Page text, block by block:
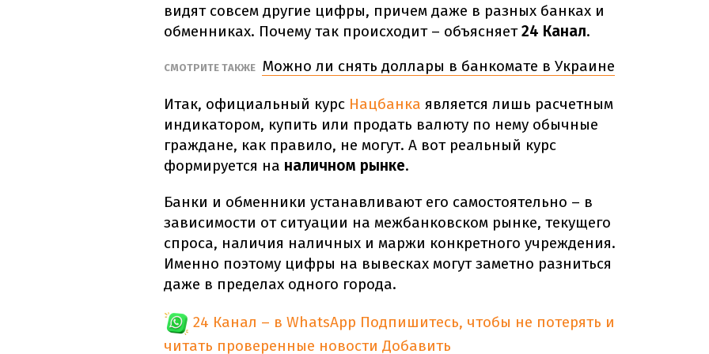
видят совсем другие цифры, причем даже в разных банках и
обменниках. Почему так происходит – объясняет24 Канал.
СМОТРИТЕ ТАКЖЕ Можно ли снять доллары в банкомате в Украине
Итак, официальный курс Нацбанка является лишь расчетным
индикатором, купить или продать валюту по нему обычные
граждане, как правило, не могут. А вот реальный курс
формируется на наличном рынке.
Банки и обменники устанавливают его самостоятельно – в
зависимости от ситуации на межбанковском рынке, текущего
спроса, наличия наличных и маржи конкретного учреждения.
Именно поэтому цифры на вывесках могут заметно разниться
даже в пределах одного города.
24 Канал – в WhatsApp Подпишитесь, чтобы не потерять и
читать проверенные новости Добавить